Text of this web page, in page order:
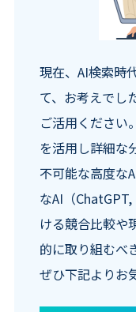
現在、AI検索時
て、お考えでし
ご活用ください
を活用し詳細な
不可能な高度な
なAI（
ける競合比較や
的に取り組むべ
ぜひ下記よりお